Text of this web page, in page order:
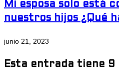
Mi esposa solo está
nuestros hijos ¿Qué
junio 21, 2023
Esta entrada tiene 9